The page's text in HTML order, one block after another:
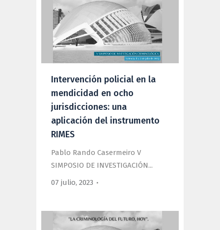
Intervención policial en la
mendicidad en ocho
jurisdicciones: una
aplicación del instrumento
RIMES
Pablo Rando Casermeiro V
SIMPOSIO DE INVESTIGACIÓN...
07 julio, 2023